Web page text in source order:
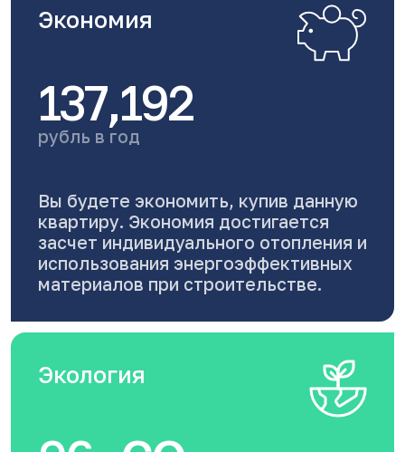
Экономия
137,192
рубль в год
Вы будете экономить, купив данную
квартиру. Экономия достигается
засчет индивидуального отопления и
использования энергоэффективных
материалов при строительстве.
Экология